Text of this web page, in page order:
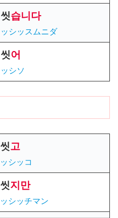
씻습니다
ッシッスムニダ
씻어
ッシソ
씻고
ッシッコ
씻지만
ッシッチマン